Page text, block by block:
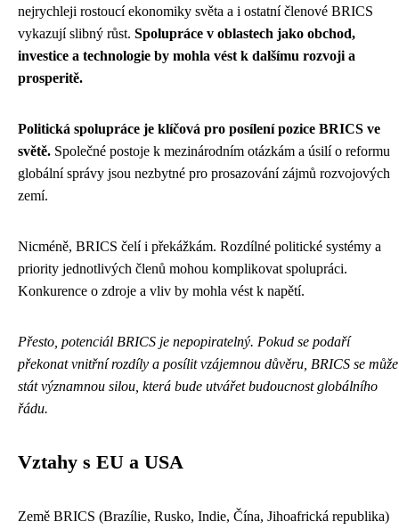
nejrychleji rostoucí ekonomiky světa a i ostatní členové BRICS
vykazují slibný růst. Spolupráce v oblastech jako obchod,
investice a technologie by mohla vést k dalšímu rozvoji a
prosperitě.
Politická spolupráce je klíčová pro posílení pozice BRICS ve
světě. Společné postoje k mezinárodním otázkám a úsilí o reformu
globální správy jsou nezbytné pro prosazování zájmů rozvojových
zemí.
Nicméně, BRICS čelí i překážkám. Rozdílné politické systémy a
priority jednotlivých členů mohou komplikovat spolupráci.
Konkurence o zdroje a vliv by mohla vést k napětí.
Přesto, potenciál BRICS je nepopiratelný. Pokud se podaří
překonat vnitřní rozdíly a posílit vzájemnou důvěru, BRICS se může
stát významnou silou, která bude utvářet budoucnost globálního
řádu.
Vztahy s EU a USA
Země BRICS (Brazílie, Rusko, Indie, Čína, Jihoafrická republika)